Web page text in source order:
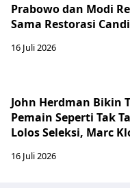
Prabowo dan Modi
Sama Restorasi
16 Juli 2026
John Herdman Bikin
Pemain Seperti Tak
Lolos Seleksi, Marc
16 Juli 2026